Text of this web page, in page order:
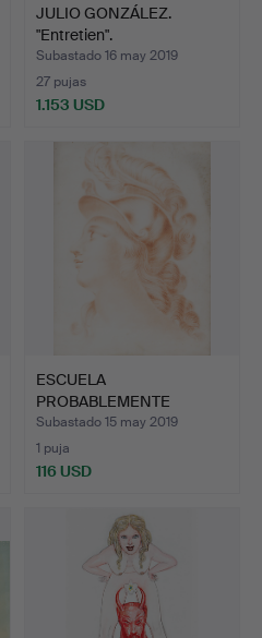
JULIO GONZÁLEZ.
"Entretien".
Subastado 16 may 2019
27 pujas
1.153 USD
ESCUELA
PROBABLEMENTE
FRANCESA DEL SIGLO X…
Subastado 15 may 2019
1 puja
116 USD